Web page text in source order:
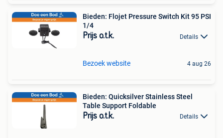
Bieden: Flojet Pressure Switch Kit 95 PSI
1/4
Prijs o.t.k. Details
Bezoek website 4 aug 26
Bieden: Quicksilver Stainless Steel
Table Support Foldable
Prijs o.t.k. Details